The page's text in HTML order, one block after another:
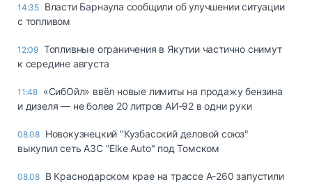
14:35 Власти Барнаула сообщили об улучшении ситуации
с топливом
12:09 Топливные ограничения в Якутии частично снимут
к середине августа
11:48 «СибОйл» ввёл новые лимиты на продажу бензина
и дизеля — не более 20 литров АИ‑92 в одни руки
08.08 Новокузнецкий "Кузбасский деловой союз"
выкупил сеть АЗС "Elke Auto" под Томском
08.08 В Краснодарском крае на трассе А-260 запустили